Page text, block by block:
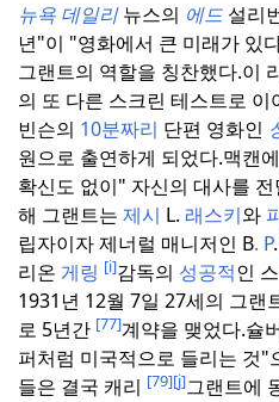
뉴욕 데일리뉴스의 에드 설리
년"이 "영화에서 큰 미래가 있
그랜트의 역할을 칭찬했다.이
의 또 다른 스크린 테스트로 이
빈슨의 10분짜리 단편 영화인
원으로 출연하게 되었다.맥캔에
확신도 없이" 자신의 대사를
해 그랜트는 제시 L. 래스키와
립자이자 제너럴 매니저인 B. P.
리온 게링 [i]감독의 성공적인
1931년 12월 7일 27세의 그랜
로 5년간 [77]계약을 맺었다.슐
퍼처럼 미국적으로 들리는 것"
들은 결국 캐리 [79][j]그랜트에